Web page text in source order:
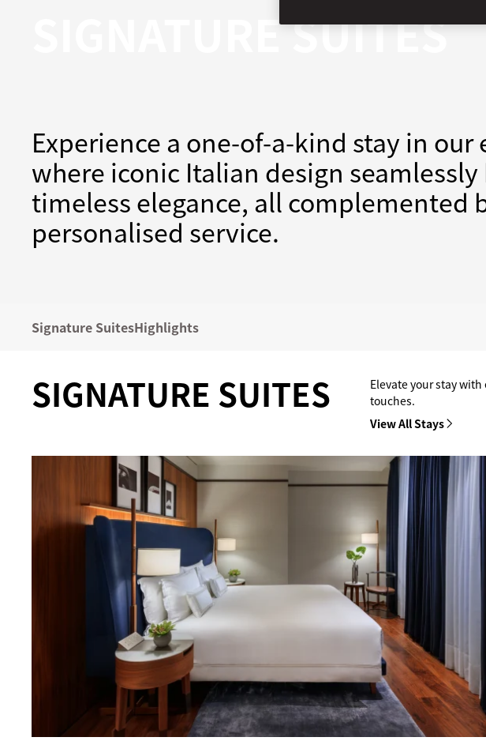
SIGNATURE SUITES
Experience a one-of-a-kind stay in our
where iconic Italian design
timeless elegance, all complemented
personalised service.
Signature SuitesHighlights
SIGNATURE SUITES
Elevate your stay
touches.
View All Stays